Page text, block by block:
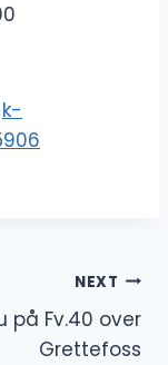
k-
NEXT
på Fv.40 over
Grettefoss